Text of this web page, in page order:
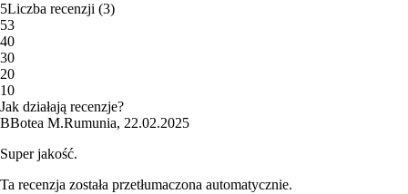
5Liczba recenzji (3)
53
40
30
20
10
Jak działają recenzje?
BBotea M.Rumunia, 22.02.2025
Super jakość.
Ta recenzja została przetłumaczona automatycznie.